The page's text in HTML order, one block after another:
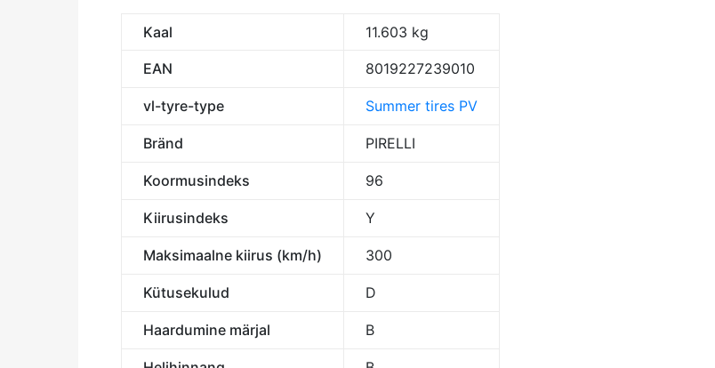
Kaal 11.603 kg
EAN 8019227239010
vl-tyre-type Summer tires PV
Bränd PIRELLI
Koormusindeks 96
Kiirusindeks Y
Maksimaalne kiirus (km/h) 300
Kütusekulud D
Haardumine märjal B